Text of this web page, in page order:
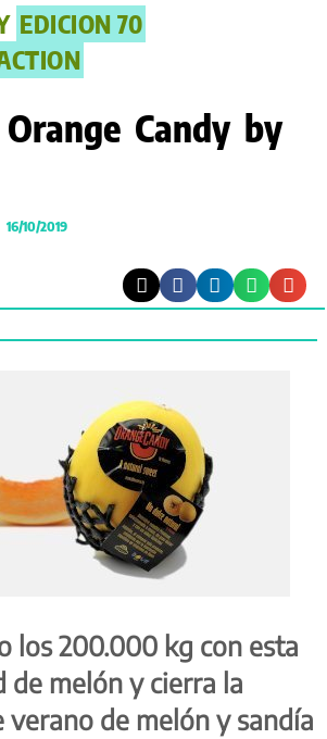
EDICION 70
Candy by
16/10/2019
los 200.000 kg con esta
de melón y cierra la
verano de melón y sandía